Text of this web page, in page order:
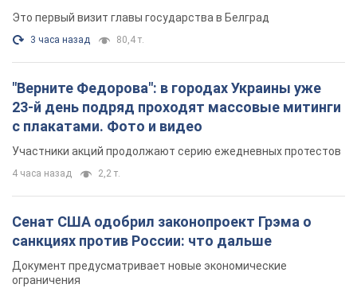
Это первый визит главы государства в Белград
3 часа назад 80,4 т.
"Верните Федорова": в городах Украины уже
23-й день подряд проходят массовые митинги
с плакатами. Фото и видео
Участники акций продолжают серию ежедневных протестов
4 часа назад 2,2 т.
Сенат США одобрил законопроект Грэма о
санкциях против России: что дальше
Документ предусматривает новые экономические
ограничения